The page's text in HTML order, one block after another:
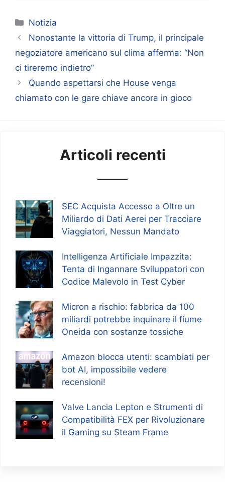
Categorie
Notizia
Nonostante la vittoria di Trump, il principale
negoziatore americano sul clima afferma: “Non
ci tireremo indietro”
Quando aspettarsi che House venga
chiamato con le gare chiave ancora in gioco
Articoli recenti
SEC Acquista Accesso a Oltre un
Miliardo di Dati Aerei per Tracciare
Viaggiatori, Nessun Mandato
Intelligenza Artificiale Impazzita:
Tenta di Ingannare Sviluppatori con
Codice Malevolo in Test Cyber
Micron a rischio: fabbrica da 100
miliardi potrebbe inquinare il fiume
Oneida con sostanze tossiche
Amazon blocca utenti: scambiati per
bot AI, impossibile vedere
recensioni!
Valve Lancia Lepton e Strumenti di
Compatibilità FEX per Rivoluzionare
il Gaming su Steam Frame